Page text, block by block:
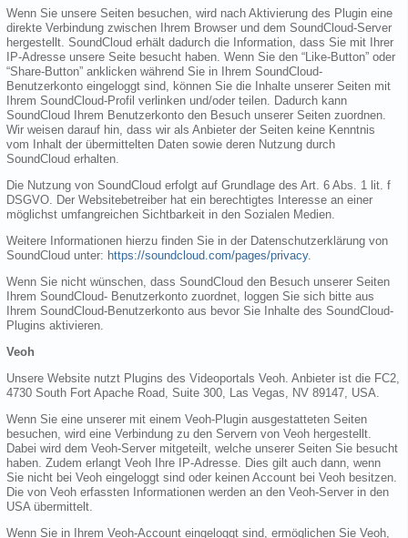
Wenn Sie unsere Seiten besuchen, wird nach Aktivierung des Plugin eine
direkte Verbindung zwischen Ihrem Browser und dem SoundCloud-Server
hergestellt. SoundCloud erhält dadurch die Information, dass Sie mit Ihrer
IP-Adresse unsere Seite besucht haben. Wenn Sie den “Like-Button” oder
“Share-Button” anklicken während Sie in Ihrem SoundCloud-
Benutzerkonto eingeloggt sind, können Sie die Inhalte unserer Seiten mit
Ihrem SoundCloud-Profil verlinken und/oder teilen. Dadurch kann
SoundCloud Ihrem Benutzerkonto den Besuch unserer Seiten zuordnen.
Wir weisen darauf hin, dass wir als Anbieter der Seiten keine Kenntnis
vom Inhalt der übermittelten Daten sowie deren Nutzung durch
SoundCloud erhalten.
Die Nutzung von SoundCloud erfolgt auf Grundlage des Art. 6 Abs. 1 lit. f
DSGVO. Der Websitebetreiber hat ein berechtigtes Interesse an einer
möglichst umfangreichen Sichtbarkeit in den Sozialen Medien.
Weitere Informationen hierzu finden Sie in der Datenschutzerklärung von
SoundCloud unter: https://soundcloud.com/pages/privacy.
Wenn Sie nicht wünschen, dass SoundCloud den Besuch unserer Seiten
Ihrem SoundCloud- Benutzerkonto zuordnet, loggen Sie sich bitte aus
Ihrem SoundCloud-Benutzerkonto aus bevor Sie Inhalte des SoundCloud-
Plugins aktivieren.
Veoh
Unsere Website nutzt Plugins des Videoportals Veoh. Anbieter ist die FC2,
4730 South Fort Apache Road, Suite 300, Las Vegas, NV 89147, USA.
Wenn Sie eine unserer mit einem Veoh-Plugin ausgestatteten Seiten
besuchen, wird eine Verbindung zu den Servern von Veoh hergestellt.
Dabei wird dem Veoh-Server mitgeteilt, welche unserer Seiten Sie besucht
haben. Zudem erlangt Veoh Ihre IP-Adresse. Dies gilt auch dann, wenn
Sie nicht bei Veoh eingeloggt sind oder keinen Account bei Veoh besitzen.
Die von Veoh erfassten Informationen werden an den Veoh-Server in den
USA übermittelt.
Wenn Sie in Ihrem Veoh-Account eingeloggt sind, ermöglichen Sie Veoh,